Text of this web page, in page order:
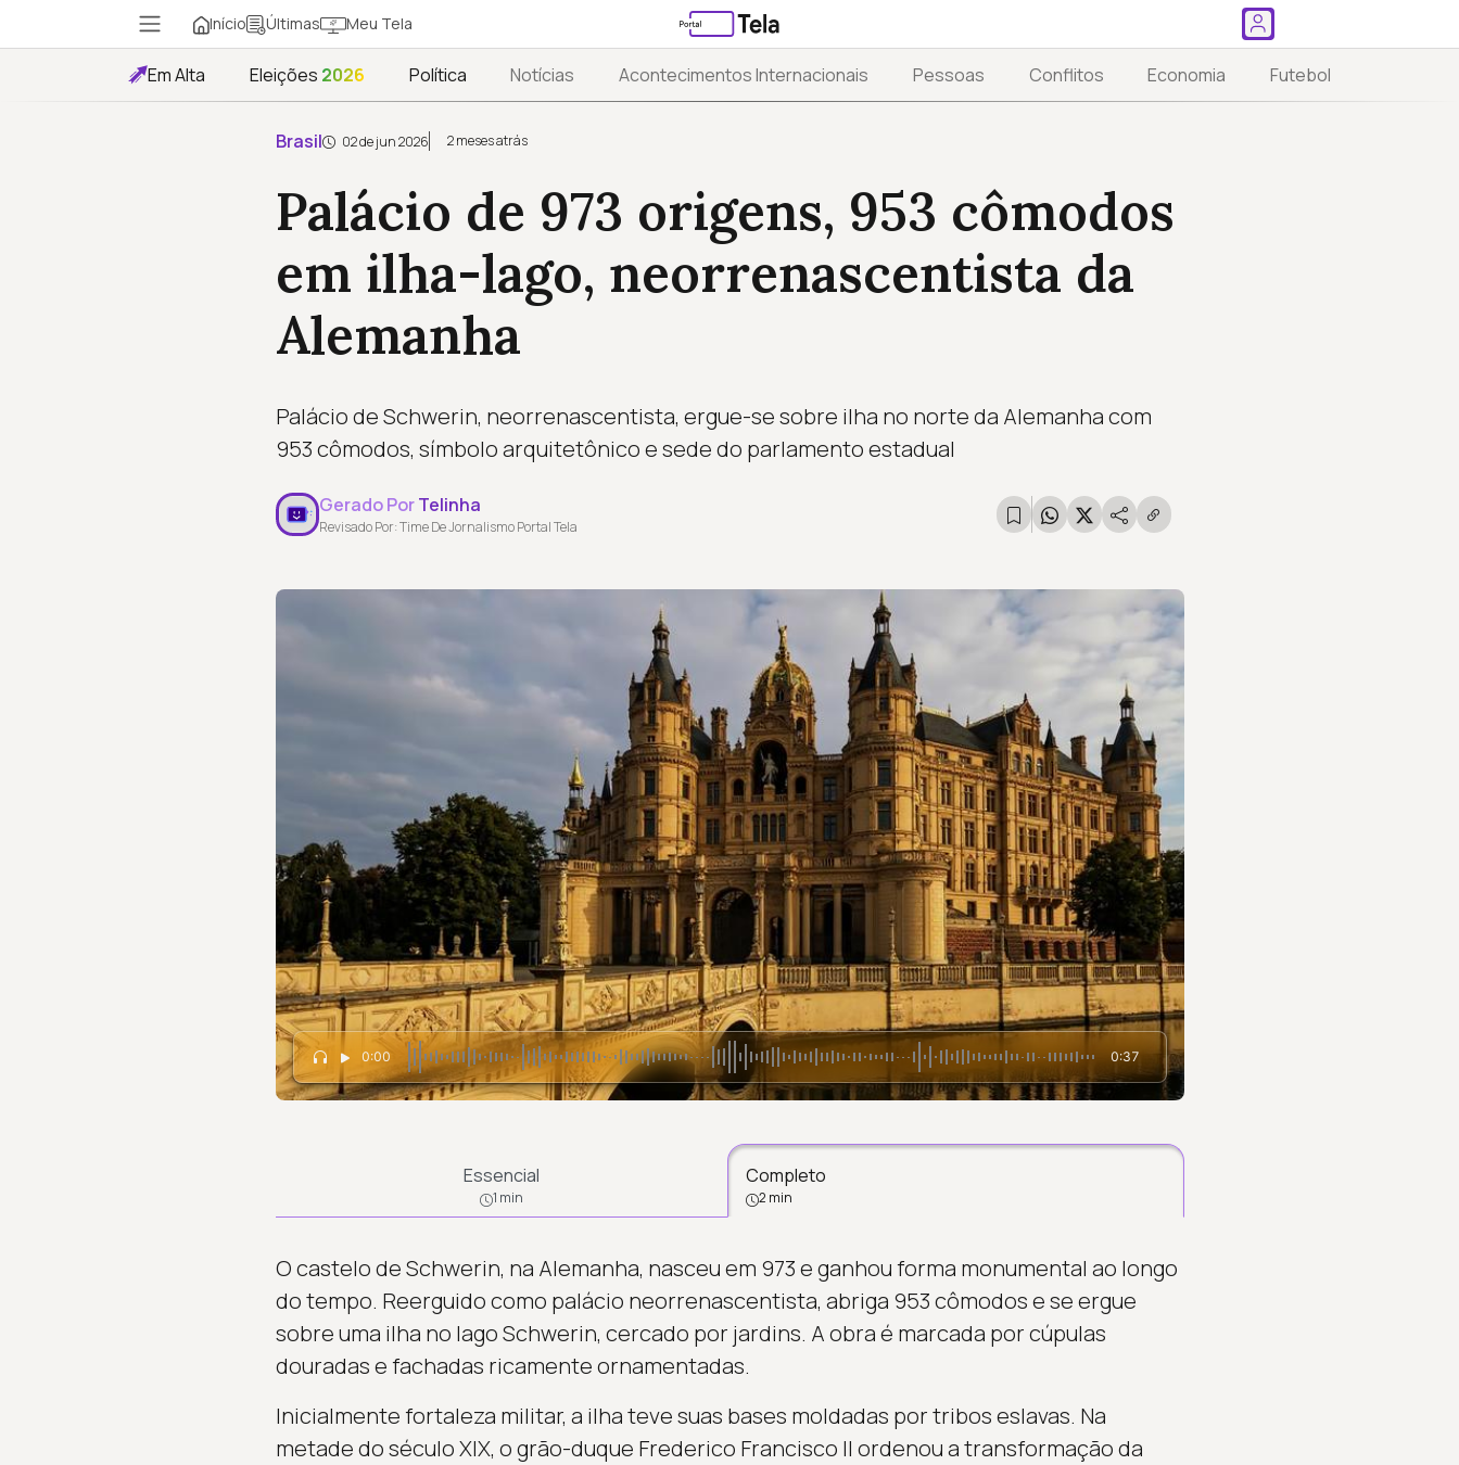
Início Últimas Meu Tela
Em Alta Eleições 2026 Política Notícias Acontecimentos Internacionais Pessoas Conflitos Economia Futebol
Brasil 02 de jun 2026 2 meses atrás
Palácio de 973 origens, 953 cômodos
em ilha-lago, neorrenascentista da
Alemanha
Palácio de Schwerin, neorrenascentista, ergue-se sobre ilha no norte da Alemanha com
953 cômodos, símbolo arquitetônico e sede do parlamento estadual
Gerado PorTelinha
Revisado Por: Time De Jornalismo Portal Tela
0:00 0:37
Essencial
1 min
Completo
2 min
O castelo de Schwerin, na Alemanha, nasceu em 973 e ganhou forma monumental ao longo
do tempo. Reerguido como palácio neorrenascentista, abriga 953 cômodos e se ergue
sobre uma ilha no lago Schwerin, cercado por jardins. A obra é marcada por cúpulas
douradas e fachadas ricamente ornamentadas.
Inicialmente fortaleza militar, a ilha teve suas bases moldadas por tribos eslavas. Na
metade do século XIX, o grão-duque Frederico Francisco II ordenou a transformação da